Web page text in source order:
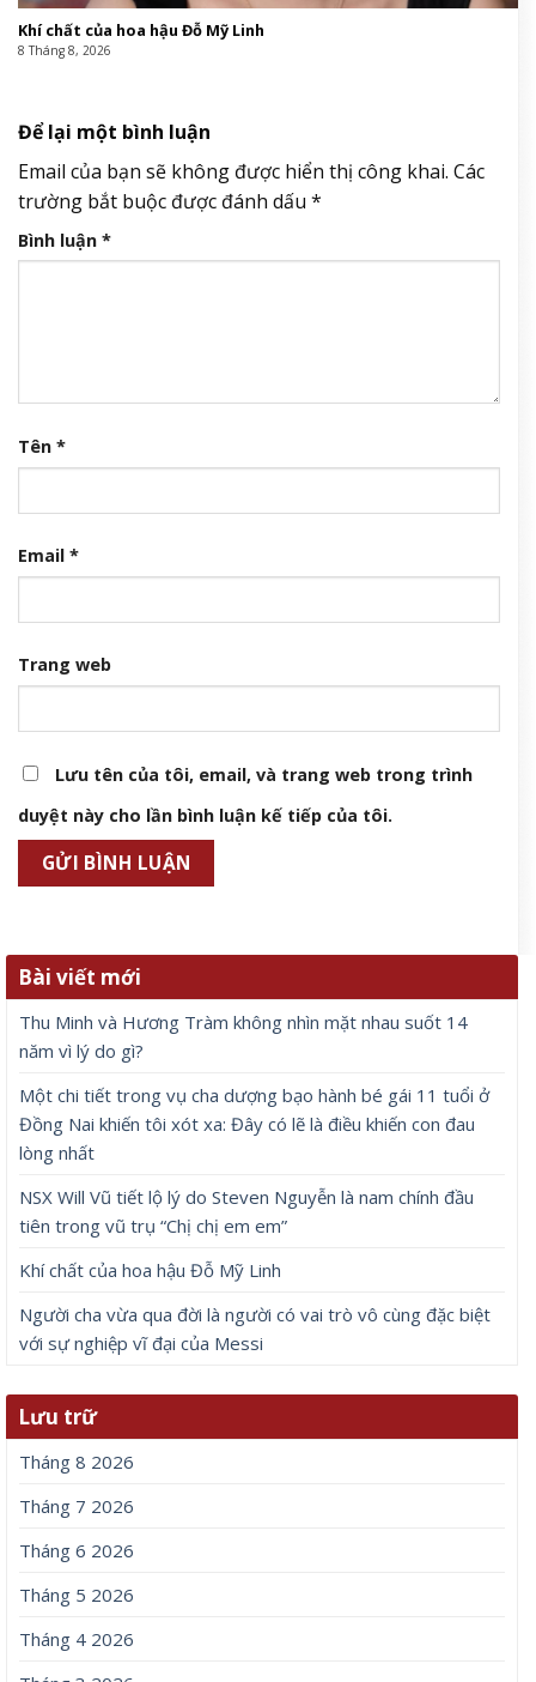
Khí chất của hoa hậu Đỗ Mỹ Linh
8 Tháng 8, 2026
Để lại một bình luận
Email của bạn sẽ không được hiển thị công khai. Các
trường bắt buộc được đánh dấu *
Bình luận *
Tên *
Email *
Trang web
Lưu tên của tôi, email, và trang web trong trình
duyệt này cho lần bình luận kế tiếp của tôi.
Bài viết mới
Thu Minh và Hương Tràm không nhìn mặt nhau suốt 14
năm vì lý do gì?
Một chi tiết trong vụ cha dượng bạo hành bé gái 11 tuổi ở
Đồng Nai khiến tôi xót xa: Đây có lẽ là điều khiến con đau
lòng nhất
NSX Will Vũ tiết lộ lý do Steven Nguyễn là nam chính đầu
tiên trong vũ trụ “Chị chị em em”
Khí chất của hoa hậu Đỗ Mỹ Linh
Người cha vừa qua đời là người có vai trò vô cùng đặc biệt
với sự nghiệp vĩ đại của Messi
Lưu trữ
Tháng 8 2026
Tháng 7 2026
Tháng 6 2026
Tháng 5 2026
Tháng 4 2026